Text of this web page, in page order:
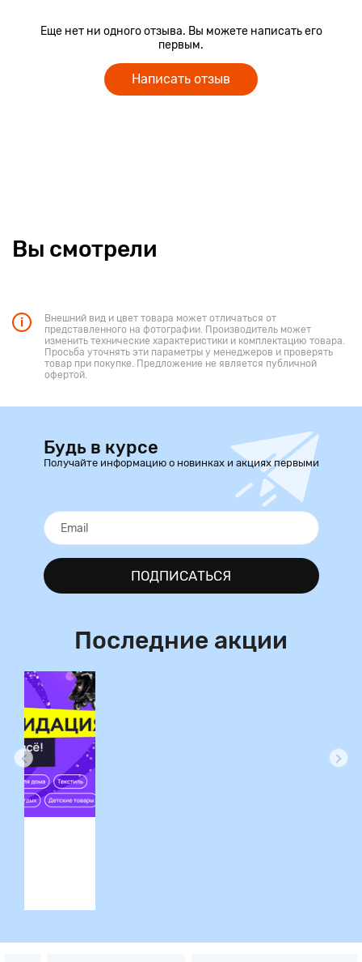
металлические наушники, сверхтяжелые басы
- Поддержка мобильной музыки.
Еще нет ни одного отзыва. Вы можете написать его
первым.
Написать отзыв
Вы смотрели
Внешний вид и цвет товара может отличаться от
представленного на фотографии. Производитель может
изменить технические характеристики и комплектацию товара.
Просьба уточнять эти параметры у менеджеров и проверять
товар при покупке. Предложение не является публичной
офертой.
Будь в курсе
Получайте информацию о новинках и акциях первыми
ПОДПИСАТЬСЯ
Последние акции